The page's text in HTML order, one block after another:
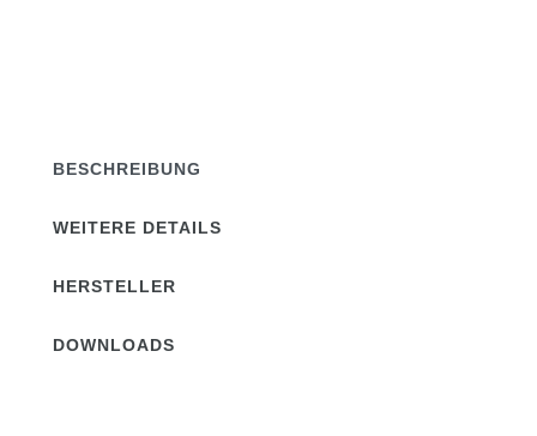
BESCHREIBUNG
WEITERE DETAILS
HERSTELLER
DOWNLOADS